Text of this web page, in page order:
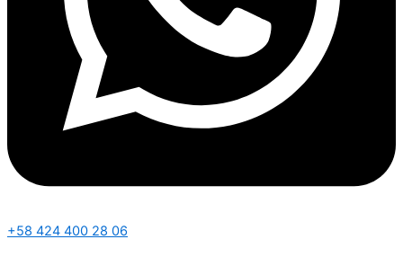
+58 424 400 28 06